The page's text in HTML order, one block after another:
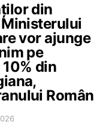
din
vor ajunge
pe
din
Român